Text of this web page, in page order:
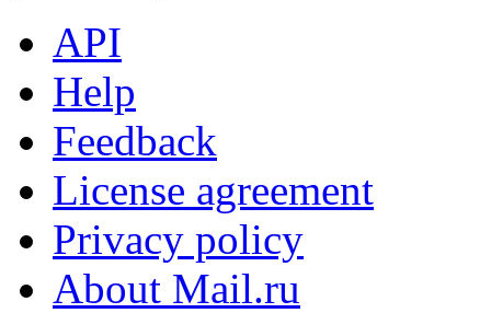
API
Help
Feedback
License agreement
Privacy policy
About Mail.ru